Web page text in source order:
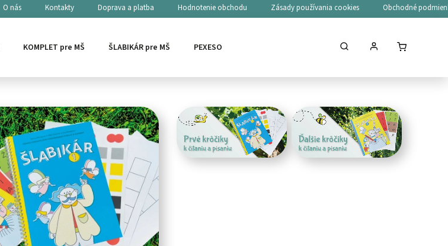
O nás Kontakty Doprava a platba Hodnotenie obchodu Zásady používania cookies
Obchodné
KOMPLET pre MŠ ŠLABIKÁR pre MŠ PEXESO